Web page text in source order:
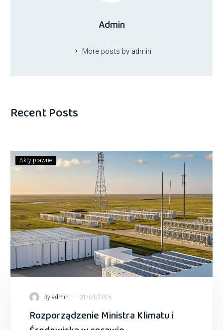
Admin
More posts by admin
Recent Posts
Akty prawne
By admin - 01/04/2025
Rozporządzenie Ministra Klimatu i